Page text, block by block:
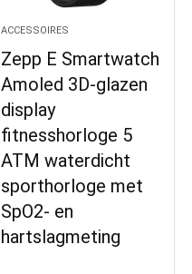
ACCESSOIRES
Zepp E Smartwatch
Amoled 3D-glazen
display
fitnesshorloge 5
ATM waterdicht
sporthorloge met
SpO2- en
hartslagmeting